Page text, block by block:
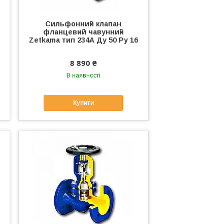
Сильфонний клапан
фланцевий чавунний
Zetkama тип 234А Ду 50 Ру 16
8 890 ₴
В наявності
Купити